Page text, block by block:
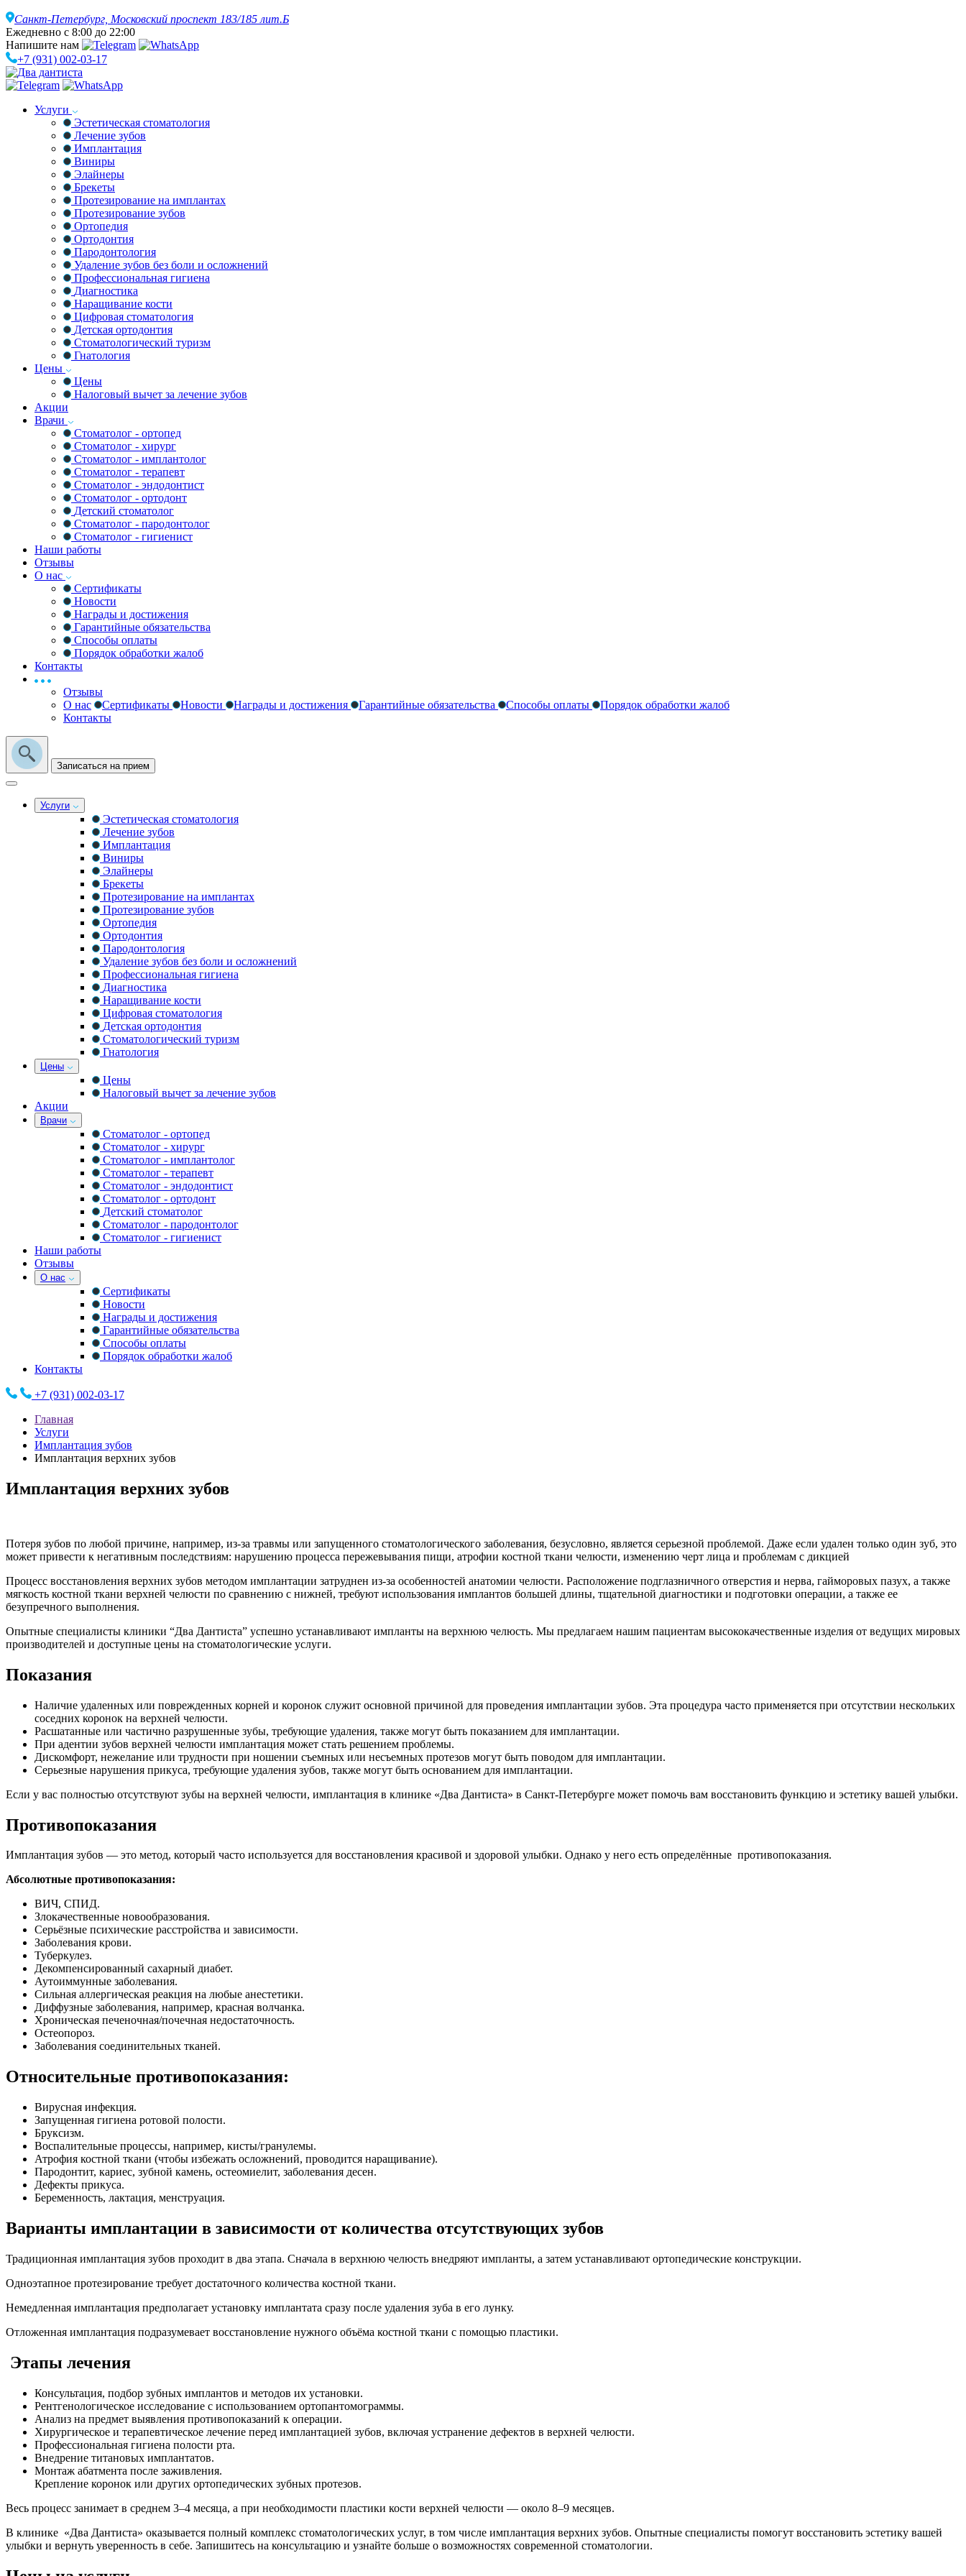
Санкт-Петербург, Московский проспект 183/185 лит.Б
Ежедневно с 8:00 до 22:00
Напишите нам
+7 (931) 002-03-17
Услуги
Эстетическая стоматология
Лечение зубов
Имплантация
Виниры
Элайнеры
Брекеты
Протезирование на имплантах
Протезирование зубов
Ортопедия
Ортодонтия
Пародонтология
Удаление зубов без боли и осложнений
Профессиональная гигиена
Диагностика
Наращивание кости
Цифровая стоматология
Детская ортодонтия
Стоматологический туризм
Гнатология
Цены
Цены
Налоговый вычет за лечение зубов
Акции
Врачи
Стоматолог - ортопед
Стоматолог - хирург
Стоматолог - имплантолог
Стоматолог - терапевт
Стоматолог - эндодонтист
Стоматолог - ортодонт
Детский стоматолог
Стоматолог - пародонтолог
Стоматолог - гигиенист
Наши работы
Отзывы
О нас
Сертификаты
Новости
Награды и достижения
Гарантийные обязательства
Способы оплаты
Порядок обработки жалоб
Контакты
Отзывы
О нас
Сертификаты Новости Награды и достижения Гарантийные обязательства Способы оплаты
Порядок обработки жалоб
Контакты
Записаться на прием
Услуги
Эстетическая стоматология
Лечение зубов
Имплантация
Виниры
Элайнеры
Брекеты
Протезирование на имплантах
Протезирование зубов
Ортопедия
Ортодонтия
Пародонтология
Удаление зубов без боли и осложнений
Профессиональная гигиена
Диагностика
Наращивание кости
Цифровая стоматология
Детская ортодонтия
Стоматологический туризм
Гнатология
Цены
Цены
Налоговый вычет за лечение зубов
Акции
Врачи
Стоматолог - ортопед
Стоматолог - хирург
Стоматолог - имплантолог
Стоматолог - терапевт
Стоматолог - эндодонтист
Стоматолог - ортодонт
Детский стоматолог
Стоматолог - пародонтолог
Стоматолог - гигиенист
Наши работы
Отзывы
О нас
Сертификаты
Новости
Награды и достижения
Гарантийные обязательства
Способы оплаты
Порядок обработки жалоб
Контакты
+7 (931) 002-03-17
Главная
Услуги
Имплантация зубов
Имплантация верхних зубов
Имплантация верхних зубов
Потеря зубов по любой причине, например, из-за травмы или запущенного стоматологического заболевания, безусловно, является серьезной проблемой. Даже если удален только один зуб, это
может привести к негативным последствиям: нарушению процесса пережевывания пищи, атрофии костной ткани челюсти, изменению черт лица и проблемам с дикцией
Процесс восстановления верхних зубов методом имплантации затруднен из-за особенностей анатомии челюсти. Расположение подглазничного отверстия и нерва, гайморовых пазух, а также
мягкость костной ткани верхней челюсти по сравнению с нижней, требуют использования имплантов большей длины, тщательной диагностики и подготовки операции, а также ее
безупречного выполнения.
Опытные специалисты клиники “Два Дантиста” успешно устанавливают импланты на верхнюю челюсть. Мы предлагаем нашим пациентам высококачественные изделия от ведущих мировых
производителей и доступные цены на стоматологические услуги.
Показания
Наличие удаленных или поврежденных корней и коронок служит основной причиной для проведения имплантации зубов. Эта процедура часто применяется при отсутствии нескольких
соседних коронок на верхней челюсти.
Расшатанные или частично разрушенные зубы, требующие удаления, также могут быть показанием для имплантации.
При адентии зубов верхней челюсти имплантация может стать решением проблемы.
Дискомфорт, нежелание или трудности при ношении съемных или несъемных протезов могут быть поводом для имплантации.
Серьезные нарушения прикуса, требующие удаления зубов, также могут быть основанием для имплантации.
Если у вас полностью отсутствуют зубы на верхней челюсти, имплантация в клинике «Два Дантиста» в Санкт-Петербурге может помочь вам восстановить функцию и эстетику вашей улыбки.
Противопоказания
Имплантация зубов — это метод, который часто используется для восстановления красивой и здоровой улыбки. Однако у него есть определённые противопоказания.
Абсолютные противопоказания:
ВИЧ, СПИД.
Злокачественные новообразования.
Серьёзные психические расстройства и зависимости.
Заболевания крови.
Туберкулез.
Декомпенсированный сахарный диабет.
Аутоиммунные заболевания.
Сильная аллергическая реакция на любые анестетики.
Диффузные заболевания, например, красная волчанка.
Хроническая печеночная/почечная недостаточность.
Остеопороз.
Заболевания соединительных тканей.
Относительные противопоказания:
Вирусная инфекция.
Запущенная гигиена ротовой полости.
Бруксизм.
Воспалительные процессы, например, кисты/гранулемы.
Атрофия костной ткани (чтобы избежать осложнений, проводится наращивание).
Пародонтит, кариес, зубной камень, остеомиелит, заболевания десен.
Дефекты прикуса.
Беременность, лактация, менструация.
Варианты имплантации в зависимости от количества отсутствующих зубов
Традиционная имплантация зубов проходит в два этапа. Сначала в верхнюю челюсть внедряют импланты, а затем устанавливают ортопедические конструкции.
Одноэтапное протезирование требует достаточного количества костной ткани.
Немедленная имплантация предполагает установку имплантата сразу после удаления зуба в его лунку.
Отложенная имплантация подразумевает восстановление нужного объёма костной ткани с помощью пластики.
Этапы лечения
Консультация, подбор зубных имплантов и методов их установки.
Рентгенологическое исследование с использованием ортопантомограммы.
Анализ на предмет выявления противопоказаний к операции.
Хирургическое и терапевтическое лечение перед имплантацией зубов, включая устранение дефектов в верхней челюсти.
Профессиональная гигиена полости рта.
Внедрение титановых имплантатов.
Монтаж абатмента после заживления.
Крепление коронок или других ортопедических зубных протезов.
Весь процесс занимает в среднем 3–4 месяца, а при необходимости пластики кости верхней челюсти — около 8–9 месяцев.
В клинике «Два Дантиста» оказывается полный комплекс стоматологических услуг, в том числе имплантация верхних зубов. Опытные специалисты помогут восстановить эстетику вашей
улыбки и вернуть уверенность в себе. Запишитесь на консультацию и узнайте больше о возможностях современной стоматологии.